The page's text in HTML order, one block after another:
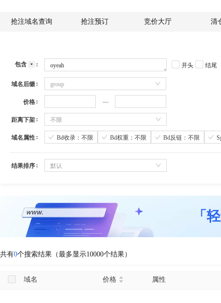
抢注域名查询 抢注预订 竞价大厅 清
包含 开头 结尾
域名后缀 group
价格
距离下架 不限
域名属性 Bd收录：不限 Bd权重：不限 Bd反链：不限
结果排序 默认
「
共有0个搜索结果（最多显示10000个结果）
域名 价格 属性